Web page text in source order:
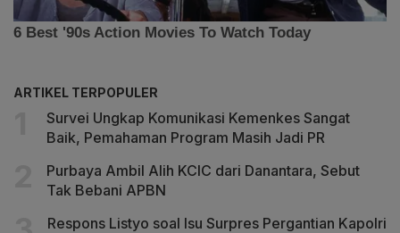
ARTIKEL TERPOPULER
Survei Ungkap Komunikasi Kemenkes Sangat
Baik, Pemahaman Program Masih Jadi PR
Purbaya Ambil Alih KCIC dari Danantara, Sebut
Tak Bebani APBN
Respons Listyo soal Isu Surpres Pergantian Kapolri